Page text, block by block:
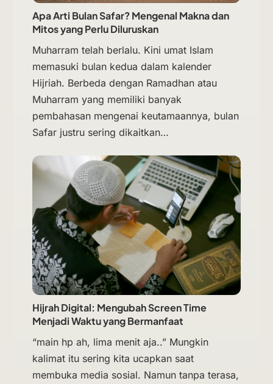
Apa Arti Bulan Safar? Mengenal Makna dan
Mitos yang Perlu Diluruskan
Muharram telah berlalu. Kini umat Islam
memasuki bulan kedua dalam kalender
Hijriah. Berbeda dengan Ramadhan atau
Muharram yang memiliki banyak
pembahasan mengenai keutamaannya, bulan
Safar justru sering dikaitkan…
Hijrah Digital: Mengubah Screen Time
Menjadi Waktu yang Bermanfaat
“main hp ah, lima menit aja..” Mungkin
kalimat itu sering kita ucapkan saat
membuka media sosial. Namun tanpa terasa,